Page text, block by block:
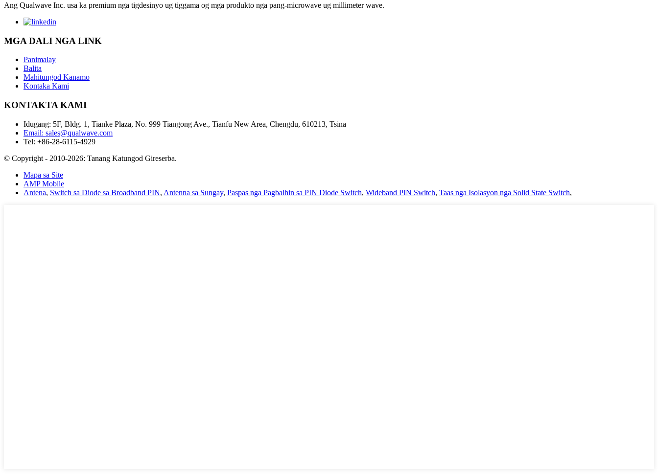
Ang Qualwave Inc. usa ka premium nga tigdesinyo ug tiggama og mga produkto nga pang-microwave ug millimeter wave.
MGA DALI NGA LINK
Panimalay
Balita
Mahitungod Kanamo
Kontaka Kami
KONTAKTA KAMI
Idugang: 5F, Bldg. 1, Tianke Plaza, No. 999 Tiangong Ave., Tianfu New Area, Chengdu, 610213, Tsina
Email: sales@qualwave.com
Tel: +86-28-6115-4929
© Copyright - 2010-2026: Tanang Katungod Gireserba.
Mapa sa Site
AMP Mobile
Antena, Switch sa Diode sa Broadband PIN, Antenna sa Sungay, Paspas nga Pagbalhin sa PIN Diode Switch, Wideband PIN Switch, Taas nga Isolasyon nga Solid State Switch,